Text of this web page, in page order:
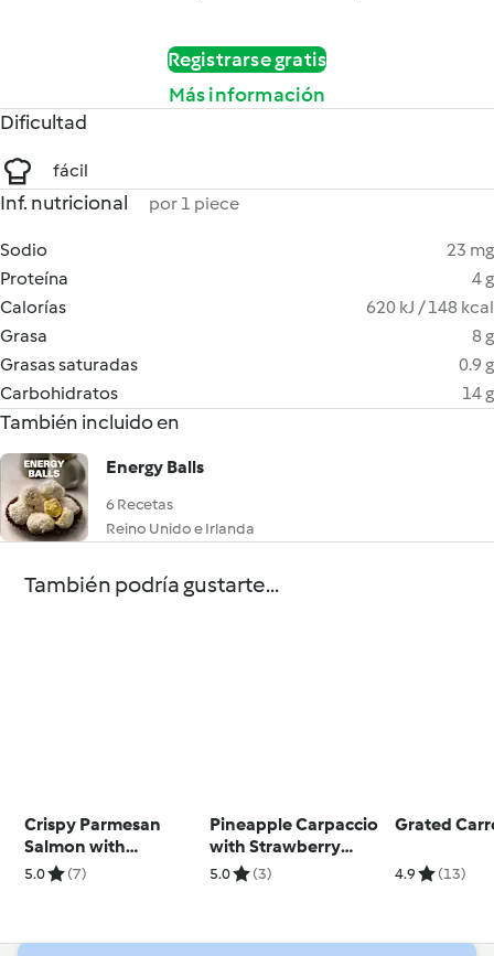
Registrarse gratis
Más información
Dificultad
fácil
Inf. nutricional por 1 piece
Sodio
23 mg
Proteína
4 g
Calorías
620 kJ / 148 kcal
Grasa
8 g
Grasas saturadas
0.9 g
Carbohidratos
14 g
También incluido en
Energy Balls
6 Recetas
Reino Unido e Irlanda
También podría gustarte...
Crispy Parmesan
Salmon with
Vegetables and
5.0 (7)
Pineapple Carpaccio
with Strawberry
Sorbet
5.0 (3)
Grated
4.9 (13)